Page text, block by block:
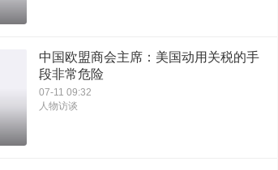
中国欧盟商会主席：美国动用关税的手
段非常危险
07-11 09:32
人物访谈